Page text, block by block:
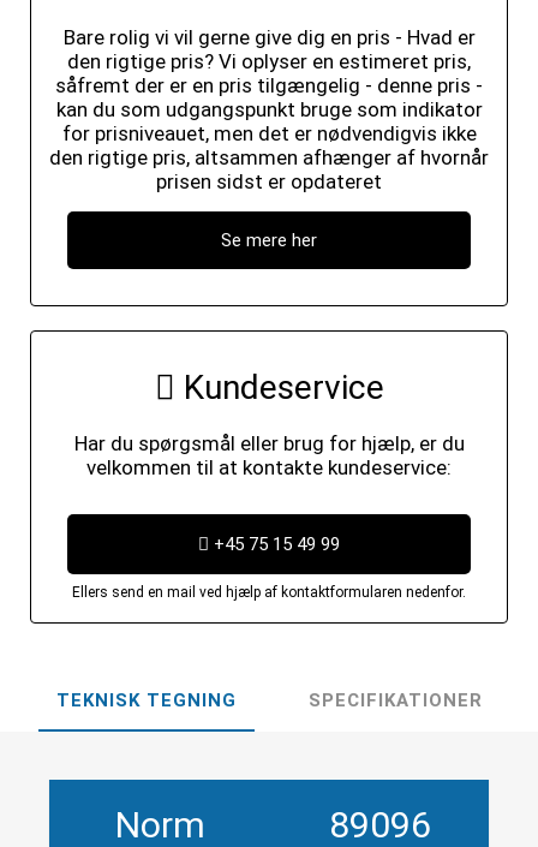
Bare rolig vi vil gerne give dig en pris - Hvad er
den rigtige pris? Vi oplyser en estimeret pris,
såfremt der er en pris tilgængelig - denne pris -
kan du som udgangspunkt bruge som indikator
for prisniveauet, men det er nødvendigvis ikke
den rigtige pris, altsammen afhænger af hvornår
prisen sidst er opdateret
Se mere her
Kundeservice
Har du spørgsmål eller brug for hjælp, er du
velkommen til at kontakte kundeservice:
+45 75 15 49 99
Ellers send en mail ved hjælp af kontaktformularen nedenfor.
TEKNISK TEGNING SPECIFIKATIONER
Norm 89096